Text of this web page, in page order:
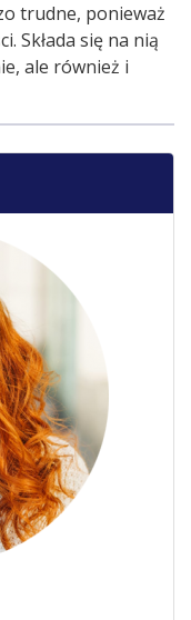
trudne, ponieważ
Składa się na nią
ale również i